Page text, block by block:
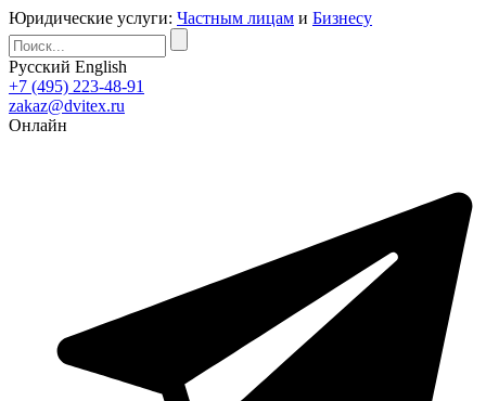
Юридические услуги: Частным лицам и Бизнесу
Русский English
+7 (495) 223-48-91
zakaz@dvitex.ru
Онлайн